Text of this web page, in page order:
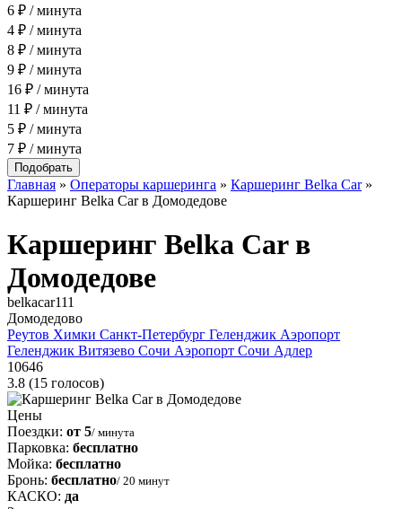
6 ₽ / минута
4 ₽ / минута
8 ₽ / минута
9 ₽ / минута
16 ₽ / минута
11 ₽ / минута
5 ₽ / минута
7 ₽ / минута
Главная » Операторы каршеринга » Каршеринг Belka Car»
Каршеринг Belka Car в Домодедове
Каршеринг Belka Car в
Домодедове
belkacar111
Домодедово
Реутов Химки Санкт-Петербург Геленджик Аэропорт
Геленджик Витязево Сочи Аэропорт Сочи Адлер
10646
3.8 (15 голосов)
Цены
Поездки: от 5/ минута
Парковка: бесплатно
Мойка: бесплатно
Бронь: бесплатно/ 20 минут
КАСКО: да